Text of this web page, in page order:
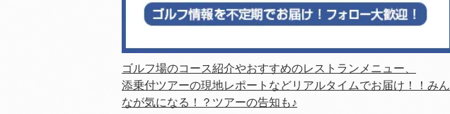
ゴルフ場のコース紹介やおすすめのレストランメニュー、
添乗付ツアーの現地レポートなどリアルタイムでお届け！！みん
なが気になる！？ツアーの告知も♪